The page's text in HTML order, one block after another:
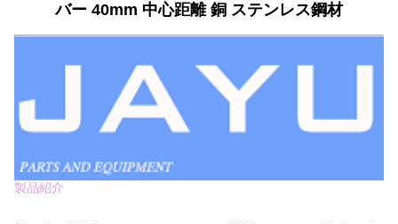
バー 40mm 中心距離 銅 ステンレス鋼材
製品紹介